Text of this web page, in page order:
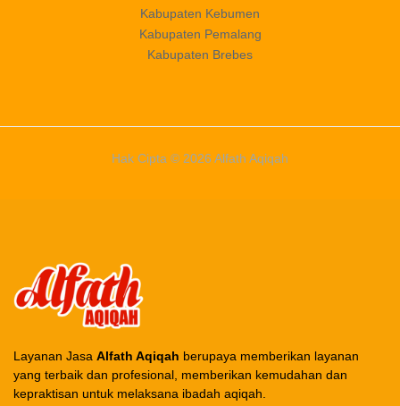
Kabupaten Kebumen
Kabupaten Pemalang
Kabupaten Brebes
Hak Cipta © 2026 Alfath Aqiqah
Layanan Jasa Alfath Aqiqah berupaya memberikan layanan
yang terbaik dan profesional, memberikan kemudahan dan
kepraktisan untuk melaksana ibadah aqiqah.